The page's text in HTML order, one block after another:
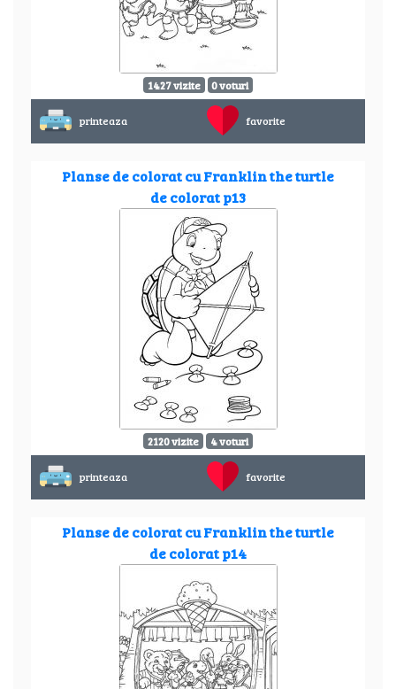
1427 vizite 0 voturi
printeaza favorite
Planse de colorat cu Franklin the turtle
de colorat p13
2120 vizite 4 voturi
printeaza favorite
Planse de colorat cu Franklin the turtle
de colorat p14